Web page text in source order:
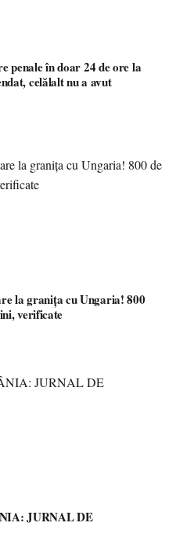
penale în doar 24 de ore la
celălalt nu a avut
la granița cu Ungaria! 800
verificate
JURNAL DE